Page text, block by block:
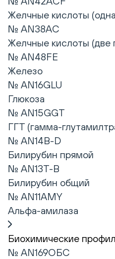
Желчные кислоты
№ AN38AC
Желчные кислоты (две
№ AN48FE
Железо
№ AN16GLU
Глюкоза
№ AN15GGT
ГГТ (гамма-
№ AN14B-D
Билирубин прямой
№ AN13T-B
Билирубин общий
№ AN11AMY
Альфа-амилаза
Биохимические
№ AN169ОБС